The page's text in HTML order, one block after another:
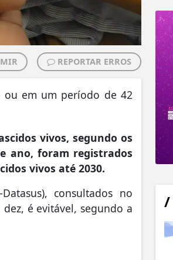
REPORTAR ERROS
ou em um período de 42
vivos, segundo os
ano, foram registrados
vivos até 2030.
consultados no
é evitável, segundo a
/